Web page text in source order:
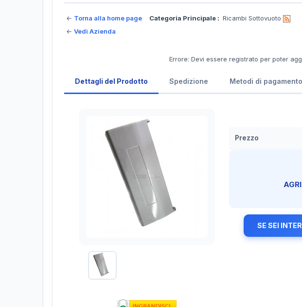
← Torna alla home page
← Vedi Azienda
Categoria Principale : Ricambi Sottovuoto
Errore: Devi essere registrato per poter
Dettagli del Prodotto Spedizione Metodi di pagamento
Prezzo
SE SEI